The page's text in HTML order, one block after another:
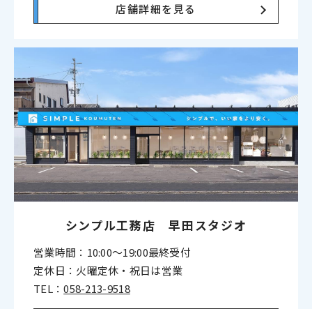
店舗詳細を見る
シンプル工務店 早田スタジオ
営業時間：10:00〜19:00最終受付
定休日：火曜定休・祝日は営業
TEL：058-213-9518